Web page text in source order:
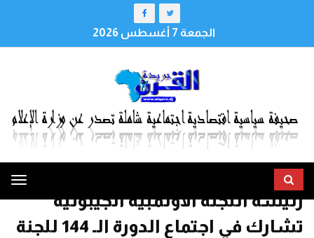
الجمعة 7 أغسطس 2026
رئيسة اللجنة الأولمبيه الجيبوتية
تشارك في اجتماع الدورة الـ 144 للجنة